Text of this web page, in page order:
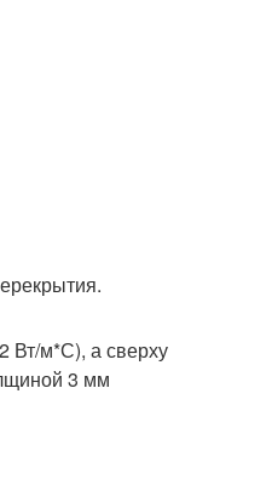
Вт/м*С), а сверху
3 мм